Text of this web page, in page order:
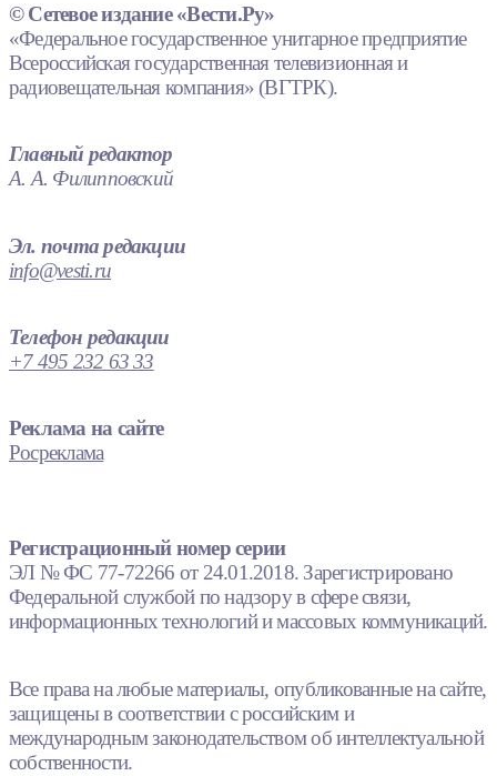
© Сетевое издание «Вести.Ру»
«Федеральное государственное унитарное предприятие
Всероссийская государственная телевизионная и
радиовещательная компания» (ВГТРК).
Главный редактор
А. А. Филипповский
Эл. почта редакции
info@vesti.ru
Телефон редакции
+7 495 232 63 33
Реклама на сайте
Росреклама
Регистрационный номер серии
ЭЛ № ФС 77-72266 от 24.01.2018. Зарегистрировано
Федеральной службой по надзору в сфере связи,
информационных технологий и массовых коммуникаций.
Все права на любые материалы, опубликованные на сайте,
защищены в соответствии с российским и
международным законодательством об интеллектуальной
собственности.